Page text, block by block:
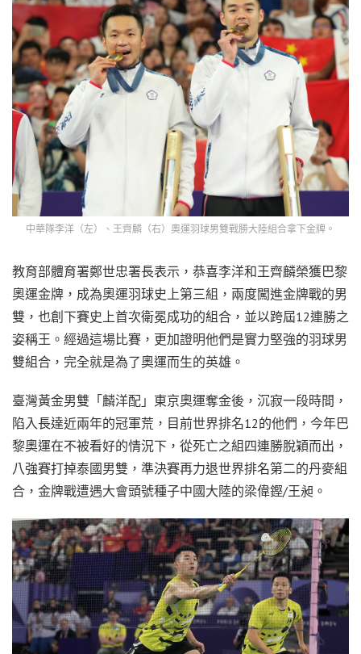
中華隊李洋（左）、王齊麟（右）奧運羽球男雙戰勝大陸組合拿下金牌。
教育部體育署鄭世忠署長表示，恭喜李洋和王齊麟榮獲巴黎
奧運金牌，成為奧運羽球史上第三組，兩度闖進金牌戰的男
雙，也創下賽史上首次衛冕成功的組合，並以跨屆12連勝之
姿稱王。經過這場比賽，更加證明他們是實力堅強的羽球男
雙組合，完全就是為了奧運而生的英雄。
臺灣黃金男雙「麟洋配」東京奧運奪金後，沉寂一段時間，
陷入長達近兩年的冠軍荒，目前世界排名12的他們，今年巴
黎奧運在不被看好的情況下，從死亡之組四連勝脫穎而出，
八強賽打掉泰國男雙，準決賽再力退世界排名第二的丹麥組
合，金牌戰遭遇大會頭號種子中國大陸的梁偉鏗/王昶。